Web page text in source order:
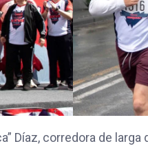
Díaz, corredora de